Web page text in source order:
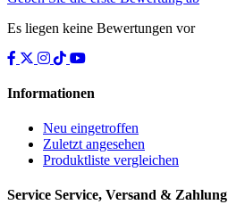
Es liegen keine Bewertungen vor
Informationen
Neu eingetroffen
Zuletzt angesehen
Produktliste vergleichen
Service Service, Versand & Zahlung